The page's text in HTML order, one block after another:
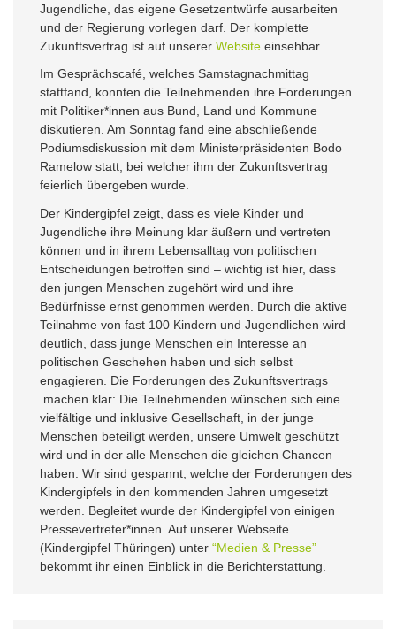
Jugendliche, das eigene Gesetzentwürfe ausarbeiten
und der Regierung vorlegen darf. Der komplette
Zukunftsvertrag ist auf unserer Website einsehbar.
Im Gesprächscafé, welches Samstagnachmittag
stattfand, konnten die Teilnehmenden ihre Forderungen
mit Politiker*innen aus Bund, Land und Kommune
diskutieren. Am Sonntag fand eine abschließende
Podiumsdiskussion mit dem Ministerpräsidenten Bodo
Ramelow statt, bei welcher ihm der Zukunftsvertrag
feierlich übergeben wurde.
Der Kindergipfel zeigt, dass es viele Kinder und
Jugendliche ihre Meinung klar äußern und vertreten
können und in ihrem Lebensalltag von politischen
Entscheidungen betroffen sind – wichtig ist hier, dass
den jungen Menschen zugehört wird und ihre
Bedürfnisse ernst genommen werden. Durch die aktive
Teilnahme von fast 100 Kindern und Jugendlichen wird
deutlich, dass junge Menschen ein Interesse an
politischen Geschehen haben und sich selbst
engagieren. Die Forderungen des Zukunftsvertrags
machen klar: Die Teilnehmenden wünschen sich eine
vielfältige und inklusive Gesellschaft, in der junge
Menschen beteiligt werden, unsere Umwelt geschützt
wird und in der alle Menschen die gleichen Chancen
haben. Wir sind gespannt, welche der Forderungen des
Kindergipfels in den kommenden Jahren umgesetzt
werden. Begleitet wurde der Kindergipfel von einigen
Pressevertreter*innen. Auf unserer Webseite
(Kindergipfel Thüringen) unter “Medien & Presse”
bekommt ihr einen Einblick in die Berichterstattung.